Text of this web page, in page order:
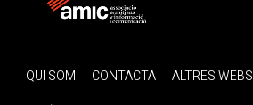
QUI SOM CONTACTA ALTRES WEBS